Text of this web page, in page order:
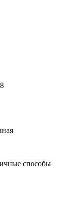
способы